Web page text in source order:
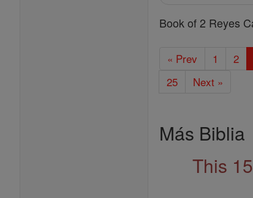
Book of 2 Reyes
« Prev 1 2
25
Next »
Más Biblia
This